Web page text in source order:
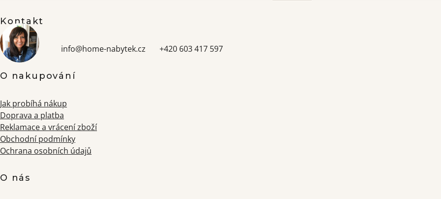
Kontakt
info@home-nabytek.cz +420 603 417 597
O nakupování
Jak probíhá nákup
Doprava a platba
Reklamace a vrácení zboží
Obchodní podmínky
Ochrana osobních údajů
O nás